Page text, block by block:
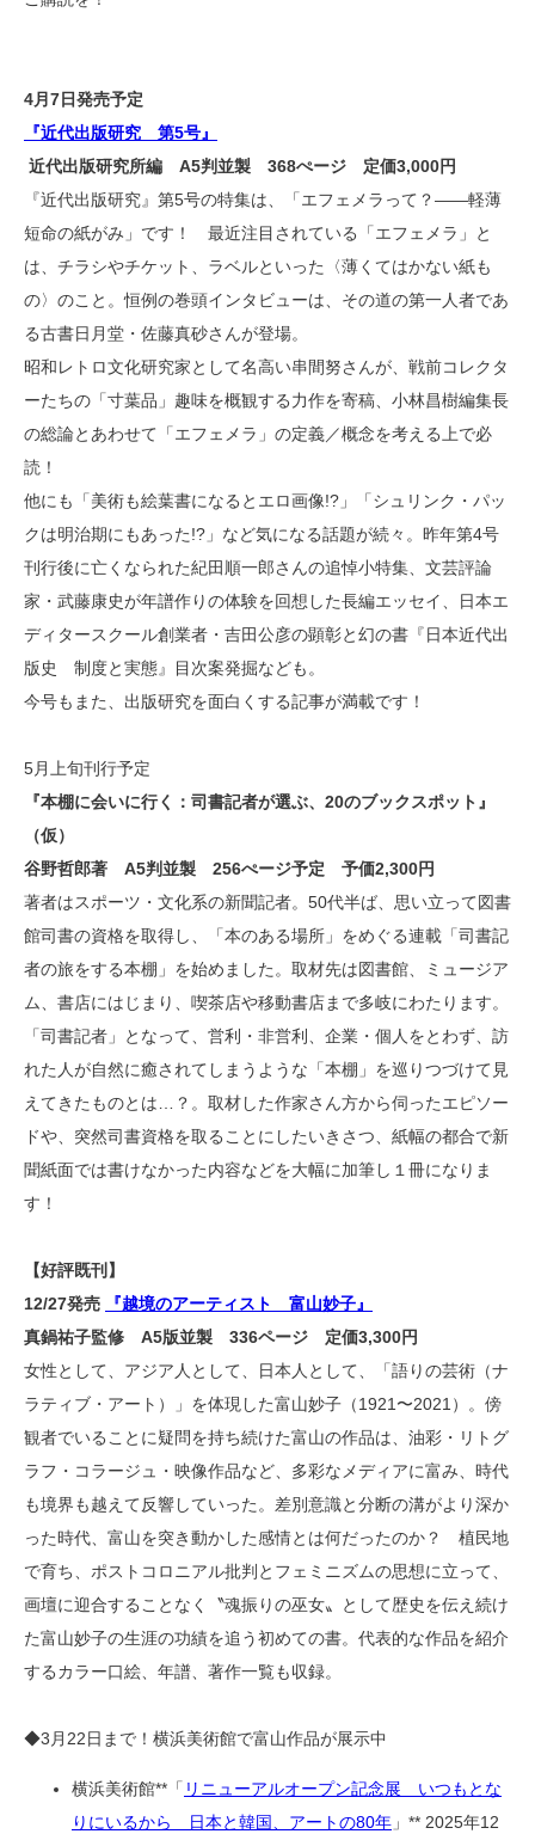
4月7日発売予定
『近代出版研究 第5号』
近代出版研究所編 A5判並製 368ぺージ 定価3,000円
『近代出版研究』第5号の特集は、「エフェメラって？――軽薄
短命の紙がみ」です！ 最近注目されている「エフェメラ」と
は、チラシやチケット、ラベルといった〈薄くてはかない紙も
の〉のこと。恒例の巻頭インタビューは、その道の第一人者であ
る古書日月堂・佐藤真砂さんが登場。
昭和レトロ文化研究家として名高い串間努さんが、戦前コレクタ
ーたちの「寸葉品」趣味を概観する力作を寄稿、小林昌樹編集長
の総論とあわせて「エフェメラ」の定義／概念を考える上で必
読！
他にも「美術も絵葉書になるとエロ画像!?」「シュリンク・パッ
クは明治期にもあった!?」など気になる話題が続々。昨年第4号
刊行後に亡くなられた紀田順一郎さんの追悼小特集、文芸評論
家・武藤康史が年譜作りの体験を回想した長編エッセイ、日本エ
ディタースクール創業者・吉田公彦の顕彰と幻の書『日本近代出
版史 制度と実態』目次案発掘なども。
今号もまた、出版研究を面白くする記事が満載です！
5月上旬刊行予定
『本棚に会いに行く：司書記者が選ぶ、20のブックスポット』
（仮）
谷野哲郎著
A5判並製 256ぺージ予定 予価2,300円
著者はスポーツ・文化系の新聞記者。50代半ば、 思い立って図書
館司書の資格を取得し、「本のある場所」をめぐる連載「司書記
者の旅をする本棚」を始めました。取材先は図書館、ミュージア
ム、書店にはじまり、喫茶店や移動書店まで多岐にわたります。
「司書記者」となって、営利・非営利、企業・個人をとわず、訪
れた人が自然に癒されてしまうような「本棚」を巡りつづけて見
えてきたものとは…？。取材した作家さん方から伺ったエピソー
ドや、突然司書資格を取ることにしたいきさつ、紙幅の都合で新
聞紙面では書けなかった内容などを大幅に加筆し１冊になりま
す！
【好評既刊】
12/27発売
『越境のアーティスト 富山妙子』
真鍋祐子監修 A5版並製 336ページ 定価3,300円
女性として、アジア人として、日本人として、「語りの芸術（ナ
ラティブ・アート）」を体現した富山妙子（1921〜2021）。傍
観者でいることに疑問を持ち続けた富山の作品は、油彩・リトグ
ラフ・コラージュ・映像作品など、多彩なメディアに富み、時代
も境界も越えて反響していった。差別意識と分断の溝がより深か
った時代、富山を突き動かした感情とは何だったのか？ 植民地
で育ち、ポストコロニアル批判とフェミニズムの思想に立って、
画壇に迎合することなく〝魂振りの巫女〟として歴史を伝え続け
た富山妙子の生涯の功績を追う初めての書。代表的な作品を紹介
するカラー口絵、年譜、著作一覧も収録。
◆3月22日まで！横浜美術館で富山作品が展示中
横浜美術館**「 リニューアルオープン記念展 いつもとな
りにいるから 日本と韓国、アートの80年 」** 2025年12